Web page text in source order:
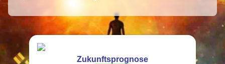
Zukunftsprognose